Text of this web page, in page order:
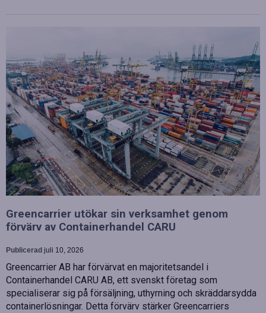
Greencarrier utökar sin verksamhet genom
förvärv av Containerhandel CARU
Publicerad juli 10, 2026
Greencarrier AB har förvärvat en majoritetsandel i
Containerhandel CARU AB, ett svenskt företag som
specialiserar sig på försäljning, uthyrning och skräddarsydda
containerlösningar. Detta förvärv stärker Greencarriers